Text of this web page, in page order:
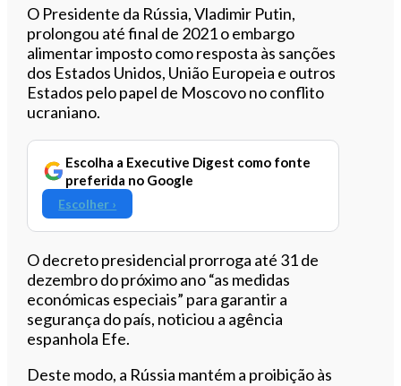
Ouvir este artigo
O Presidente da Rússia, Vladimir Putin,
prolongou até final de 2021 o embargo
alimentar imposto como resposta às sanções
dos Estados Unidos, União Europeia e outros
Estados pelo papel de Moscovo no conflito
ucraniano.
Escolha a Executive Digest como fonte
preferida no Google
Escolher ›
O decreto presidencial prorroga até 31 de
dezembro do próximo ano “as medidas
económicas especiais” para garantir a
segurança do país, noticiou a agência
espanhola Efe.
Deste modo, a Rússia mantém a proibição às